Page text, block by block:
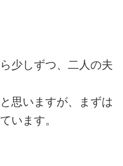
少しずつ、二人の夫
思いますが、まずは
います。